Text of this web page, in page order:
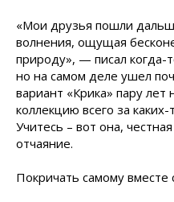
«Мои друзья пошли
волнения, ощущая
природу», — писал когда-
но на самом деле ушел
вариант «Крика» пару лет
коллекцию всего за
Учитесь – вот она,
отчаяние.
Покричать самому